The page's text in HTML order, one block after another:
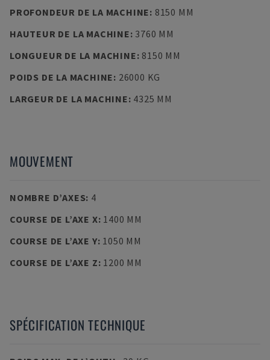
PROFONDEUR DE LA MACHINE: 8150 MM
HAUTEUR DE LA MACHINE: 3760 MM
LONGUEUR DE LA MACHINE: 8150 MM
POIDS DE LA MACHINE: 26000 KG
LARGEUR DE LA MACHINE: 4325 MM
MOUVEMENT
NOMBRE D’AXES: 4
COURSE DE L’AXE X: 1400 MM
COURSE DE L’AXE Y: 1050 MM
COURSE DE L’AXE Z: 1200 MM
SPÉCIFICATION TECHNIQUE